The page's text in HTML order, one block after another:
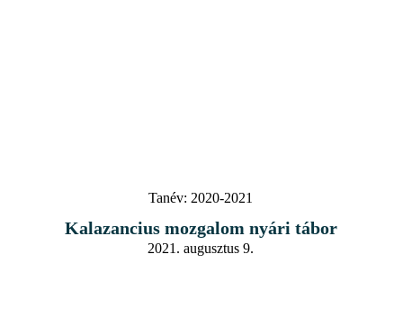
Tanév: 2020-2021
Kalazancius mozgalom nyári tábor
2021. augusztus 9.